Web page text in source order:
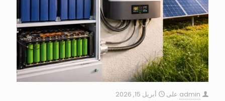
admin على أبريل 15, 2026